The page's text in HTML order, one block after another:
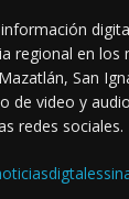
regional en los
San
de video y
redes sociales.